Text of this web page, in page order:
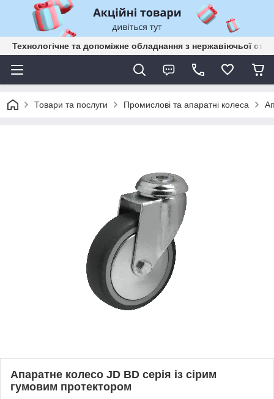
Технологічне та допоміжне обладнання з нержавіючьої
Товари та послуги Промислові та апаратні колеса
Апаратне колесо JD BD серія із сірим
гумовим протектором